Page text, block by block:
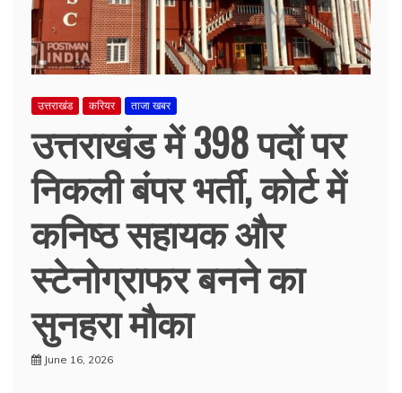
उत्तराखंड करियर ताजा खबर
उत्तराखंड में 398 पदों पर
निकली बंपर भर्ती, कोर्ट में
कनिष्ठ सहायक और
स्टेनोग्राफर बनने का
सुनहरा मौका
June 16, 2026